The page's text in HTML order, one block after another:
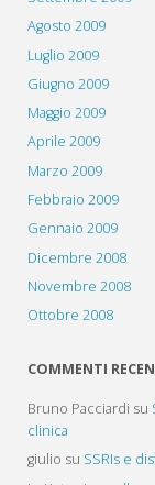
Agosto 2009
Luglio 2009
Giugno 2009
Maggio 2009
Aprile 2009
Marzo 2009
Febbraio 2009
Gennaio 2009
Dicembre 2008
Novembre 2008
Ottobre 2008
COMMENTI
Bruno Pacciardi su
clinica
giulio su SSRIs e